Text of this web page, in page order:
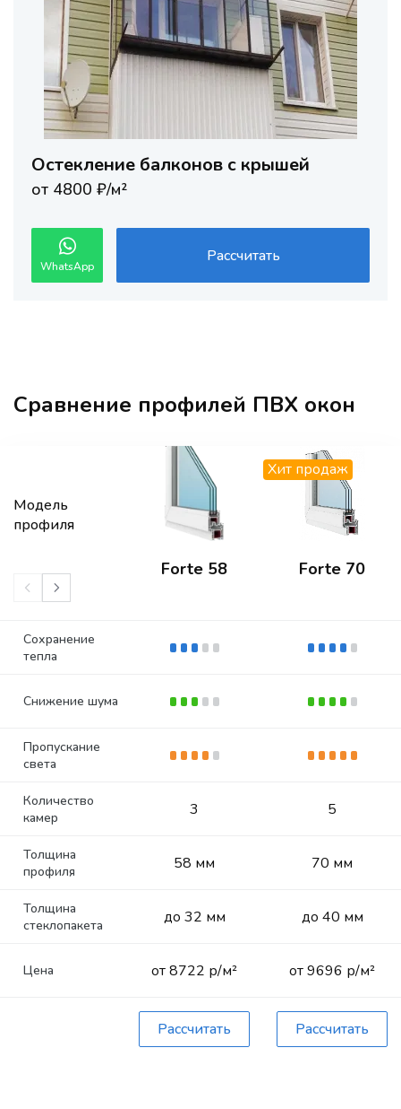
Остекление балконов с крышей
от 4800 ₽/м²
WhatsApp
Рассчитать
Сравнение профилей ПВХ окон
Модель
профиля
Forte 58
Хит продаж
Forte 70
Сохранение
тепла
Снижение шума
Пропускание
света
Количество
камер
Толщина
профиля
Толщина
стеклопакета
Цена
3
58 мм
до 32 мм
от 8722 р/м²
Рассчитать
5
70 мм
до 40 мм
от 9696 р/м²
Рассчитать